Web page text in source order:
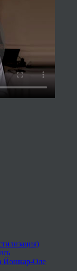
Йошкар-Оле